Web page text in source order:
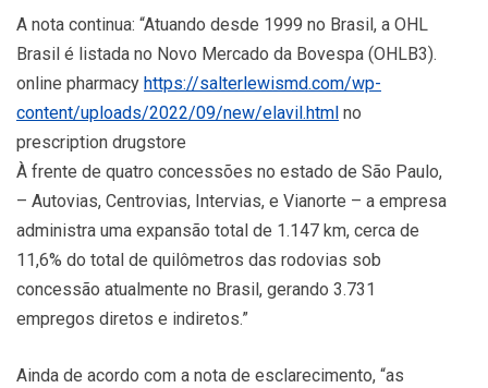
A nota continua: “Atuando desde 1999 no Brasil, a OHL
Brasil é listada no Novo Mercado da Bovespa (OHLB3).
online pharmacy https://salterlewismd.com/wp-
content/uploads/2022/09/new/elavil.html no
prescription drugstore
À frente de quatro concessões no estado de São Paulo,
– Autovias, Centrovias, Intervias, e Vianorte – a empresa
administra uma expansão total de 1.147 km, cerca de
11,6% do total de quilômetros das rodovias sob
concessão atualmente no Brasil, gerando 3.731
empregos diretos e indiretos.”
Ainda de acordo com a nota de esclarecimento, “as